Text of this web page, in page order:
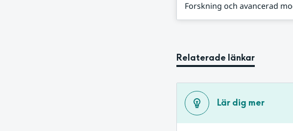
Forskning och avancerad
Relaterade länkar
Lär dig mer